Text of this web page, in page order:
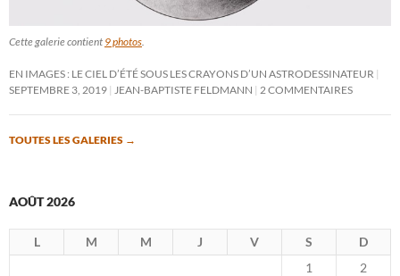
Cette galerie contient 9 photos.
EN IMAGES : LE CIEL D’ÉTÉ SOUS LES CRAYONS D’UN ASTRODESSINATEUR
SEPTEMBRE 3, 2019 JEAN-BAPTISTE FELDMANN 2 COMMENTAIRES
TOUTES LES GALERIES →
AOÛT 2026
L M M J V S
D
1
2